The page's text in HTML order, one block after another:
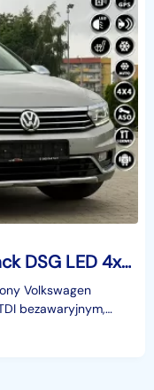
Volkswagen LT Passat Alltrack DSG LED 4x4 NAVi
Volkswagen
bezawaryjnym,
spalanie.